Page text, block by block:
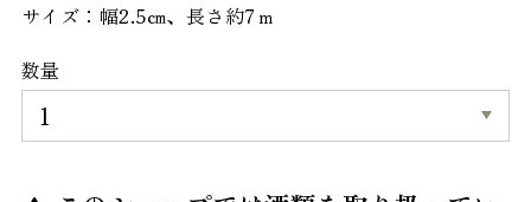
サイズ：幅2.5㎝、長さ約7ｍ
数量